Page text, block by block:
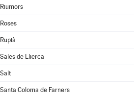
Riumors
Roses
Rupià
Sales de Llierca
Salt
Santa Coloma de Farners